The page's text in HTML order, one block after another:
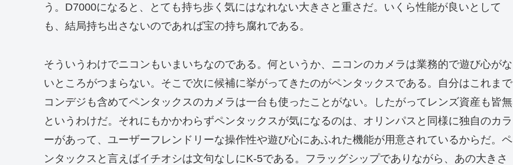
う。D7000になると、とても持ち歩く気にはなれない大きさと重さだ。いくら性能が良いとして
も、結局持ち出さないのであれば宝の持ち腐れである。
そういうわけでニコンもいまいちなのである。何というか、ニコンのカメラは業務的で遊び心がな
いところがつまらない。そこで次に候補に挙がってきたのがペンタックスである。自分はこれまで
コンデジも含めてペンタックスのカメラは一台も使ったことがない。したがってレンズ資産も皆無
というわけだ。それにもかかわらずペンタックスが気になるのは、オリンパスと同様に独自のカラ
ーがあって、ユーザーフレンドリーな操作性や遊び心にあふれた機能が用意されているからだ。ペ
ンタックスと言えばイチオシは文句なしにK-5である。フラッグシップでありながら、あの大きさ